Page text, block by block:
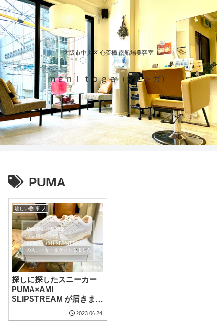
大阪市中央区 心斎橋 南船場美容室
ｍａｎｉｔｏｇａ（マニトガ）
PUMA
嬉しい物 事 人
探しに探したスニーカー
PUMA×AMI
SLIPSTREAM が届きまし
2023.06.24